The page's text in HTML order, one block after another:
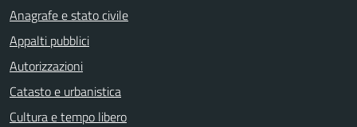
Anagrafe e stato civile
Appalti pubblici
Autorizzazioni
Catasto e urbanistica
Cultura e tempo libero